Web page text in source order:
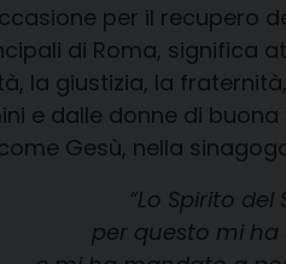
per il
di Roma, significa
la giustizia, la
e dalle donne di buona
Gesù, nella
“Lo Spirito
per questo mi ha